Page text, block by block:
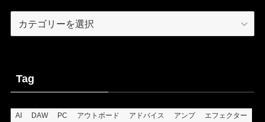
Categories
Tag
AI DAW PC アウトボード アドバイス アンプ
エフェクター